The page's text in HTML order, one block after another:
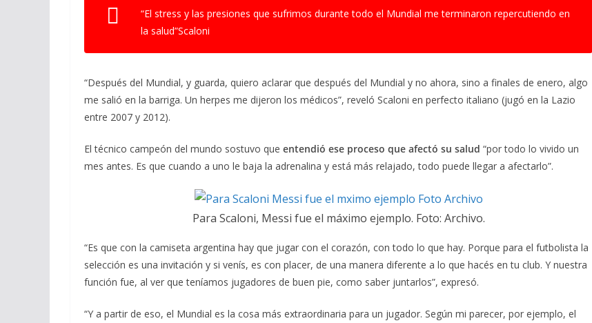
“El stress y las presiones que sufrimos durante todo el Mundial me terminaron repercutiendo en
la salud”Scaloni
“Después del Mundial, y guarda, quiero aclarar que después del Mundial y no ahora, sino a finales de enero, algo
me salió en la barriga. Un herpes me dijeron los médicos”, reveló Scaloni en perfecto italiano (jugó en la Lazio
entre 2007 y 2012).
El técnico campeón del mundo sostuvo que entendió ese proceso que afectó su salud “por todo lo vivido un
mes antes. Es que cuando a uno le baja la adrenalina y está más relajado, todo puede llegar a afectarlo”.
Para Scaloni, Messi fue el máximo ejemplo. Foto: Archivo.
“Es que con la camiseta argentina hay que jugar con el corazón, con todo lo que hay. Porque para el futbolista la
selección es una invitación y si venís, es con placer, de una manera diferente a lo que hacés en tu club. Y nuestra
función fue, al ver que teníamos jugadores de buen pie, como saber juntarlos”, expresó.
“Y a partir de eso, el Mundial es la cosa más extraordinaria para un jugador. Según mi parecer, por ejemplo, el